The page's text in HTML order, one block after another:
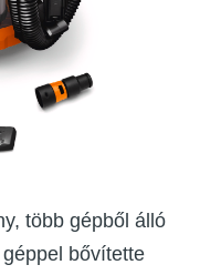
több gépből álló
bővítette